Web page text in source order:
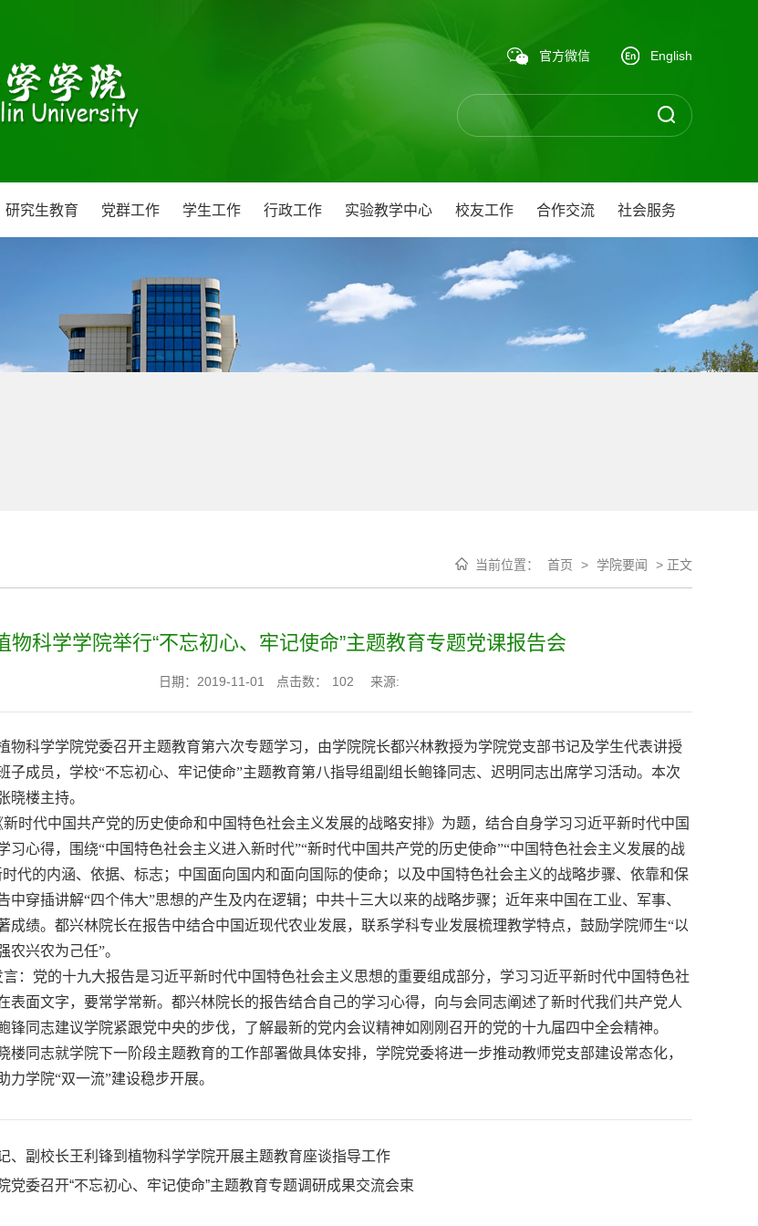
官方微信 English
研究生教育 党群工作 学生工作 行政工作 实验教学中心 校友工作 合作交流 社会服务
当前位置： 首页 > 学院要闻 > 正文
物科学学院举行“不忘初心、牢记使命”主题教育专题党课报告会
日期：2019-11-01 点击数： 102 来源:
物科学学院党委召开主题教育第六次专题学习，由学院院长都兴林教授为学院党支部书记及学生代表讲授
子成员，学校“不忘初心、牢记使命”主题教育第八指导组副组长鲍锋同志、迟明同志出席学习活动。本次
晓楼主持。
时代中国共产党的历史使命和中国特色社会主义发展的战略安排》为题，结合自身学习习近平新时代中国
习心得，围绕“中国特色社会主义进入新时代”“新时代中国共产党的历史使命”“中国特色社会主义发展的战
时代的内涵、依据、标志；中国面向国内和面向国际的使命；以及中国特色社会主义的战略步骤、依靠和保
中穿插讲解“四个伟大”思想的产生及内在逻辑；中共十三大以来的战略步骤；近年来中国在工业、军事、
成绩。都兴林院长在报告中结合中国近现代农业发展，联系学科专业发展梳理教学特点，鼓励学院师生“以
农兴农为己任”。
：党的十九大报告是习近平新时代中国特色社会主义思想的重要组成部分，学习习近平新时代中国特色社
表面文字，要常学常新。都兴林院长的报告结合自己的学习心得，向与会同志阐述了新时代我们共产党人
锋同志建议学院紧跟党中央的步伐，了解最新的党内会议精神如刚刚召开的党的十九届四中全会精神。
同志就学院下一阶段主题教育的工作部署做具体安排，学院党委将进一步推动教师党支部建设常态化，
力学院“双一流”建设稳步开展。
、副校长王利锋到植物科学学院开展主题教育座谈指导工作
党委召开“不忘初心、牢记使命”主题教育专题调研成果交流会束